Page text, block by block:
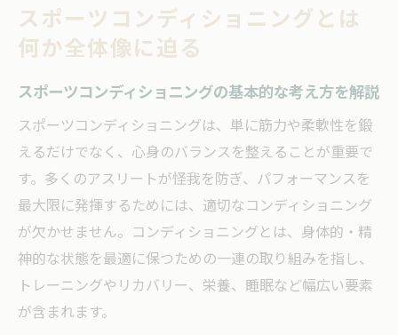
の要素とは何か
セルフスポーツコンディショニングの現状
コンディショニングトレーニングメニュー
の役割を知る
セルフで行うスポーツコンディショニングの実
践法
セルフスポーツコンディショニングの始め
方とコツ
自宅で続けるスポーツコンディショニング
方法の工夫
スポーツコンディショニングとは
何か全体像に迫る
スポーツコンディショニングの基本的な考え方を解説
スポーツコンディショニングは、単に筋力や柔軟性を鍛
えるだけでなく、心身のバランスを整えることが重要で
す。多くのアスリートが怪我を防ぎ、パフォーマンスを
最大限に発揮するためには、適切なコンディショニング
が欠かせません。コンディショニングとは、身体的・精
神的な状態を最適に保つための一連の取り組みを指し、
トレーニングやリカバリー、栄養、睡眠など幅広い要素
が含まれます。